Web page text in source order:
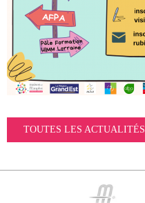
TOUTES LES ACTUALITÉS